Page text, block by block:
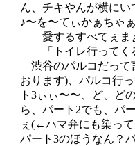
ん、チキやんが横にい
♪〜を〜てぃかぁちゃ
愛するすべてぇま
「トイレ行ってく
渋谷のパルコだって
おります)、パルコ行
ト3ぃぃ〜〜、ど、ど
ら、パート2でも、パ
ぇ(←ハマ弁にも染っ
パート3のほうなん？